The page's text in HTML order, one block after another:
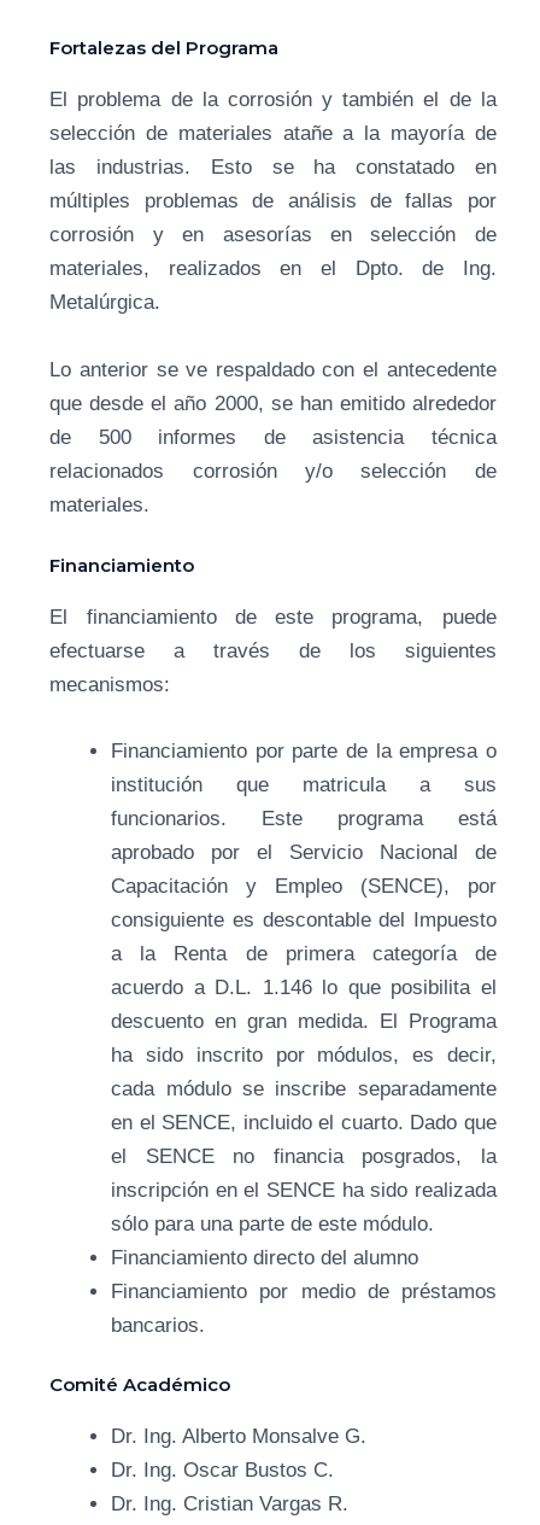
Fortalezas del Programa
El problema de la corrosión y también el de la
selección de materiales atañe a la mayoría de
las industrias. Esto se ha constatado en
múltiples problemas de análisis de fallas por
corrosión y en asesorías en selección de
materiales, realizados en el Dpto. de Ing.
Metalúrgica.
Lo anterior se ve respaldado con el antecedente
que desde el año 2000, se han emitido alrededor
de 500 informes de asistencia técnica
relacionados corrosión y/o selección de
materiales.
Financiamiento
El financiamiento de este programa, puede
efectuarse a través de los siguientes
mecanismos:
Financiamiento por parte de la empresa o
institución que matricula a sus
funcionarios. Este programa está
aprobado por el Servicio Nacional de
Capacitación y Empleo (SENCE), por
consiguiente es descontable del Impuesto
a la Renta de primera categoría de
acuerdo a D.L. 1.146 lo que posibilita el
descuento en gran medida. El Programa
ha sido inscrito por módulos, es decir,
cada módulo se inscribe separadamente
en el SENCE, incluido el cuarto. Dado que
el SENCE no financia posgrados, la
inscripción en el SENCE ha sido realizada
sólo para una parte de este módulo.
Financiamiento directo del alumno
Financiamiento por medio de préstamos
bancarios.
Comité Académico
Dr. Ing. Alberto Monsalve G.
Dr. Ing. Oscar Bustos C.
Dr. Ing. Cristian Vargas R.